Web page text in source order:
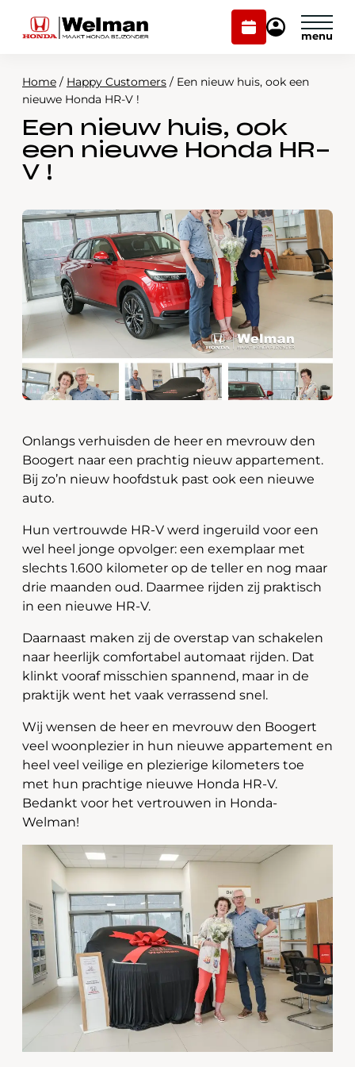
Plan
onderhoud
Mijn
Modellen
Voorraad
Onderhoud en service
Over ons
Webshop
Contact
Plan onderhoud
Home / Happy Customers / Een nieuw huis, ook een
nieuwe Honda HR-V !
Een nieuw huis, ook
een nieuwe Honda HR-
V !
Onlangs verhuisden de heer en mevrouw den
Boogert naar een prachtig nieuw appartement.
Bij zo’n nieuw hoofdstuk past ook een nieuwe
auto.
Hun vertrouwde HR-V werd ingeruild voor een
wel heel jonge opvolger: een exemplaar met
slechts 1.600 kilometer op de teller en nog maar
drie maanden oud. Daarmee rijden zij praktisch
in een nieuwe HR-V.
Daarnaast maken zij de overstap van schakelen
naar heerlijk comfortabel automaat rijden. Dat
klinkt vooraf misschien spannend, maar in de
praktijk went het vaak verrassend snel.
Wij wensen de heer en mevrouw den Boogert
veel woonplezier in hun nieuwe appartement en
heel veel veilige en plezierige kilometers toe
met hun prachtige nieuwe Honda HR-V.
Bedankt voor het vertrouwen in Honda-
Welman!